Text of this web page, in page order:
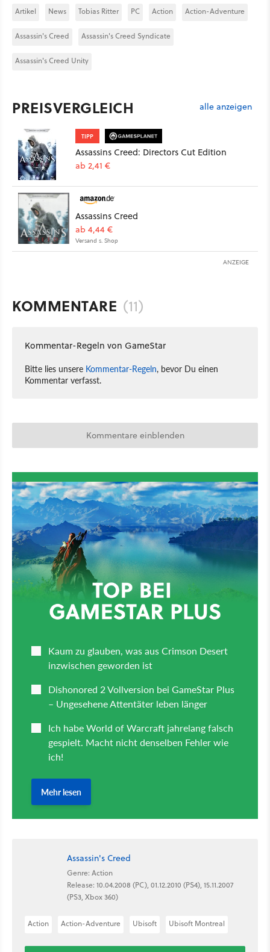
Artikel News Tobias Ritter PC Action Action-Adventure
Assassin's Creed Assassin's Creed Syndicate
Assassin's Creed Unity
PREISVERGLEICH alle anzeigen
TIPP
Assassins Creed: Directors Cut Edition
ab 2,41 €
Assassins Creed
ab 4,44 €
Versand s. Shop
ANZEIGE
KOMMENTARE (11)
Kommentar-Regeln von GameStar
Bitte lies unsere Kommentar-Regeln, bevor Du einen
Kommentar verfasst.
Kommentare einblenden
Assassin's Creed
Genre: Action
Release: 10.04.2008 (PC), 01.12.2010 (PS4), 15.11.2007
(PS3, Xbox 360)
Action Action-Adventure Ubisoft Ubisoft Montreal